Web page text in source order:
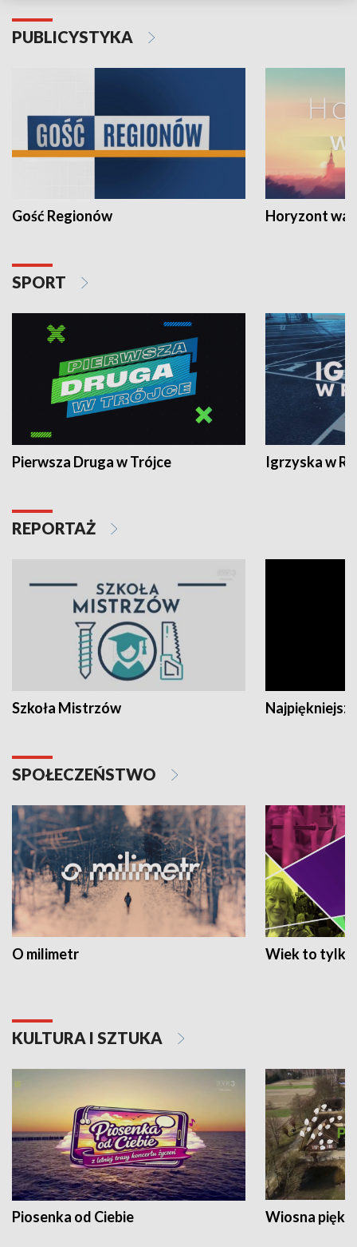
PUBLICYSTYKA
Gość Regionów Horyzont
SPORT
Pierwsza Druga w Trójce Igrzyska w
REPORTAŻ
Szkoła Mistrzów
SPOŁECZEŃSTWO
O milimetr Wiek to tylko
KULTURA I SZTUKA
Piosenka od Ciebie Wiosna